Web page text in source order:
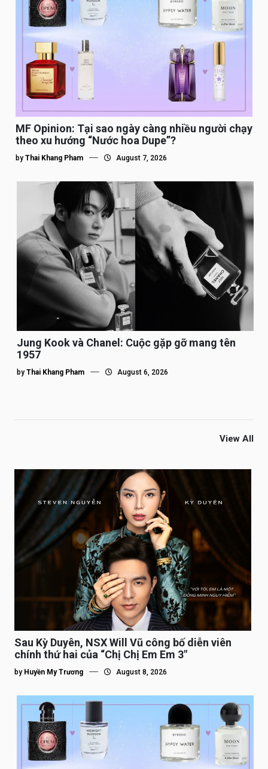
MF Opinion: Tại sao ngày càng nhiều người chạy
theo xu hướng “Nước hoa Dupe”?
by Thai Khang Pham August 7, 2026
Jung Kook và Chanel: Cuộc gặp gỡ mang tên
1957
by Thai Khang Pham August 6, 2026
View All
Sau Kỳ Duyên, NSX Will Vũ công bố diễn viên
chính thứ hai của “Chị Chị Em Em 3″
by Huyền My Trương August 8, 2026